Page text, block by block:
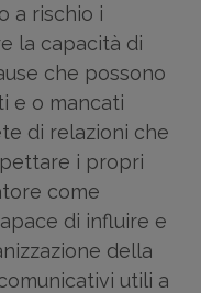
a rischio i
la capacità di
che possono
e o mancati
di relazioni che
i propri
come
di influire e
della
utili a